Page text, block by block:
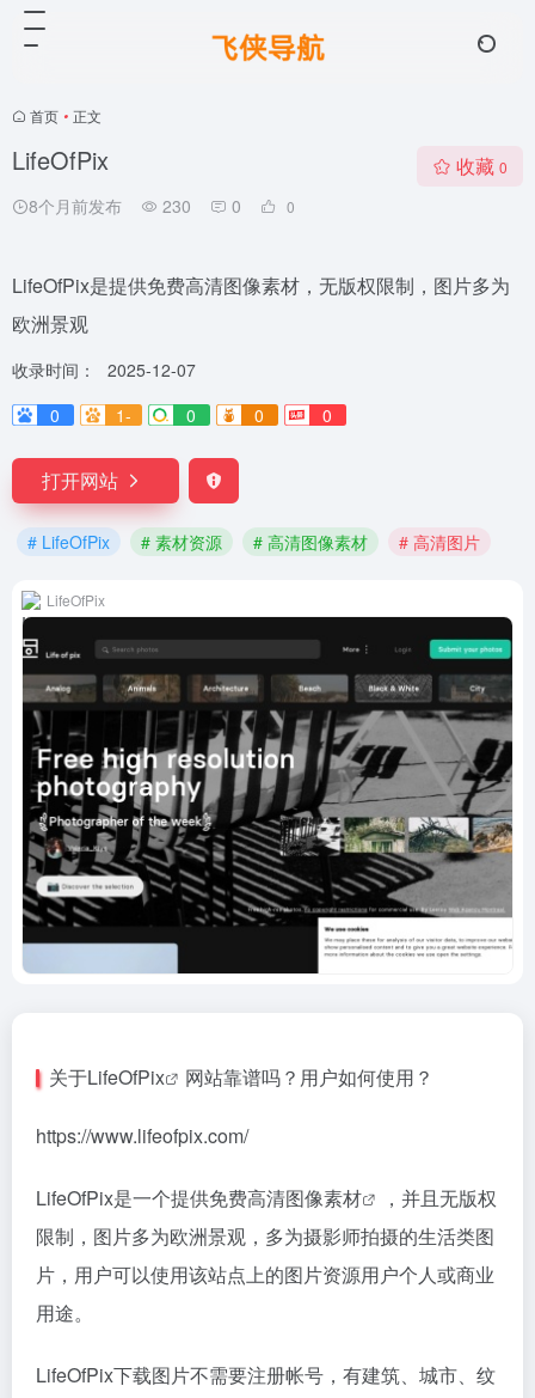
首页 • 正文
LifeOfPix
8个月前发布 230 0 0
收藏 0
LifeOfPix是提供免费高清图像素材，无版权限制，图片多为
欧洲景观
收录时间：
2025-12-07
0
1- 0 0 0
打开网站
# LifeOfPix # 素材资源 # 高清图像素材 # 高清图片
LifeOfPix
关于LifeOfPix 网站靠谱吗？用户如何使用？
https://www.lifeofpix.com/
LifeOfPix是一个提供免费高清图像素材
，并且无版权
限制，图片多为欧洲景观，多为摄影师拍摄的生活类图
片，用户可以使用该站点上的图片资源用户个人或商业
用途。
LifeOfPix下载图片不需要注册帐号，有建筑、城市、纹